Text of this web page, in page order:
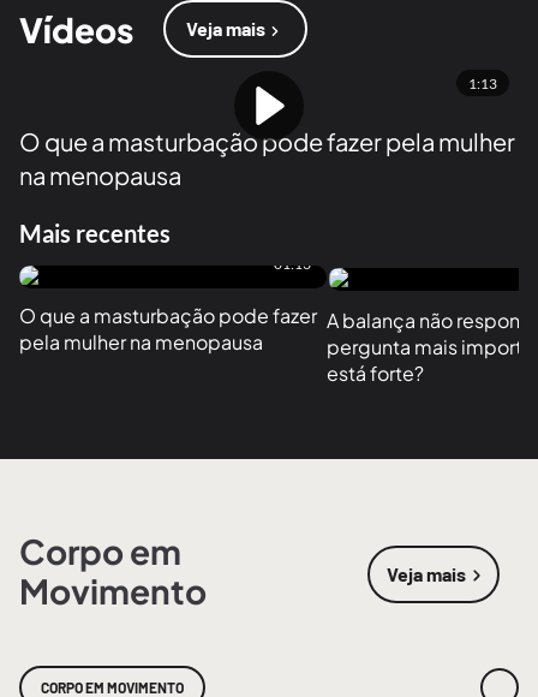
Vídeos Veja mais
1:13
O que a masturbação pode fazer pela mulher
na menopausa
Mais recentes
01:13
O que a masturbação pode fazer
pela mulher na menopausa
A balança não
pergunta mais
está forte?
Corpo em
Movimento
Veja mais
sobre
CORPO EM MOVIMENTO